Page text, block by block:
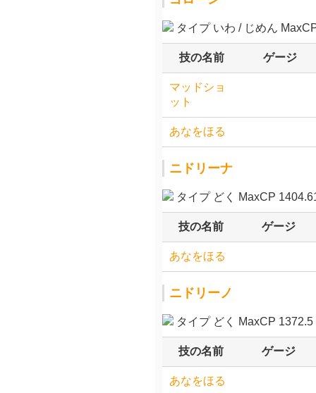
タイプ いわ / じめん
技の名前 ゲージ
マッドショ
ット
あなをほる
ニドリーナ
タイプ どく MaxCP
技の名前 ゲージ
あなをほる
ニドリーノ
タイプ どく MaxCP 1372.5
技の名前 ゲージ
あなをほる